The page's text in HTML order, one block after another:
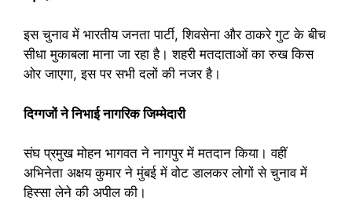
इस चुनाव में भारतीय जनता पार्टी, शिवसेना और ठाकरे गुट के बीच
सीधा मुकाबला माना जा रहा है। शहरी मतदाताओं का रुख किस
ओर जाएगा, इस पर सभी दलों की नजर है।
दिग्गजों ने निभाई नागरिक जिम्मेदारी
संघ प्रमुख मोहन भागवत ने नागपुर में मतदान किया। वहीं
अभिनेता अक्षय कुमार ने मुंबई में वोट डालकर लोगों से चुनाव में
हिस्सा लेने की अपील की।